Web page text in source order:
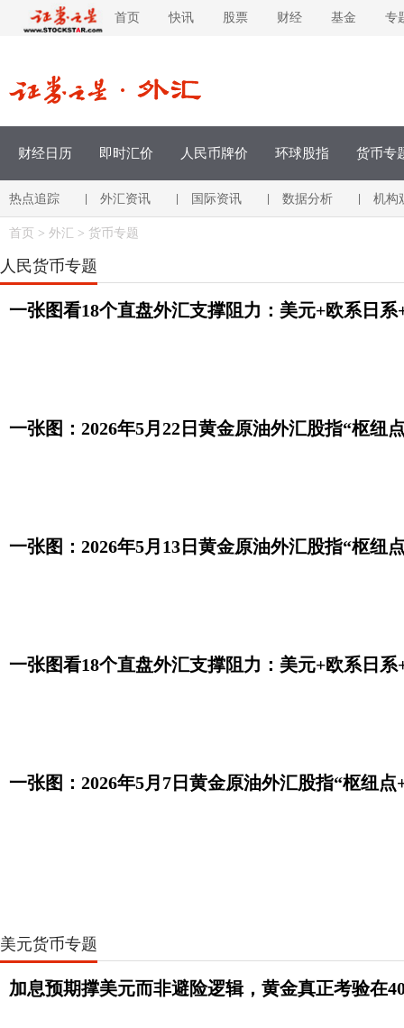
首页 快讯 股票 财经 基金 专
财经日历 即时汇价 人民币牌价 环球股指 货币专
热点追踪 外汇资讯 国际资讯 数据分析 机构
首页 > 外汇 > 货币专题
人民货币专题
一张图看18个直盘外汇支撑阻力：美元+欧系日
一张图：2026年5月22日黄金原油外汇股指“枢纽
一张图：2026年5月13日黄金原油外汇股指“枢纽
一张图看18个直盘外汇支撑阻力：美元+欧系日
一张图：2026年5月7日黄金原油外汇股指“枢纽
美元货币专题
加息预期撑美元而非避险逻辑，黄金真正考验在